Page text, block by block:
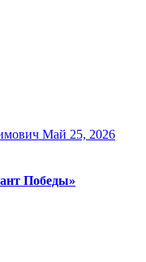
Май 25, 2026
Победы»